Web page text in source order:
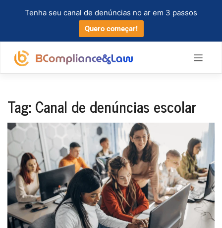
Tag:Canal de denúncias escolar
Tenha seu canal de denúncias no ar em 3 passos
Quero começar!